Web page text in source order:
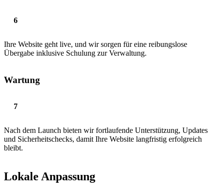
Ihre Website geht live, und wir sorgen für eine reibungslose
Übergabe inklusive Schulung zur Verwaltung.
Wartung
Nach dem Launch bieten wir fortlaufende Unterstützung, Updates
und Sicherheitschecks, damit Ihre Website langfristig erfolgreich
bleibt.
Lokale Anpassung